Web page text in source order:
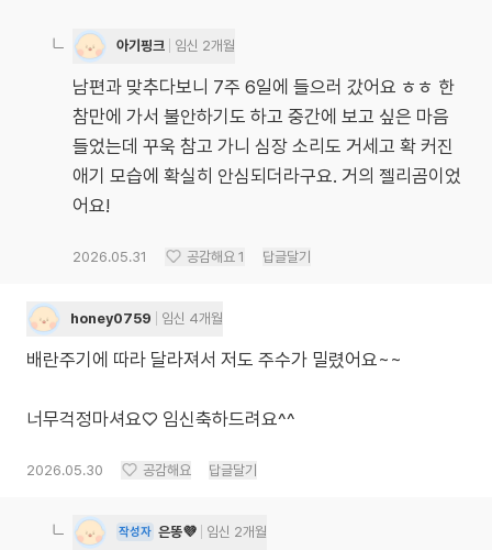
아기핑크 임신 2개월
남편과 맞추다보니 7주 6일에 들으러 갔어요 ㅎㅎ 한
참만에 가서 불안하기도 하고 중간에 보고 싶은 마음
들었는데 꾸욱 참고 가니 심장 소리도 거세고 확 커진
애기 모습에 확실히 안심되더라구요. 거의 젤리곰이었
어요!
2026.05.31 공감해요 1 답글달기
honey0759 임신 4개월
배란주기에 따라 달라져서 저도 주수가 밀렸어요~~
너무걱정마셔요♡ 임신축하드려요^^
2026.05.30 공감해요 답글달기
작성자 은똥💜 임신 2개월